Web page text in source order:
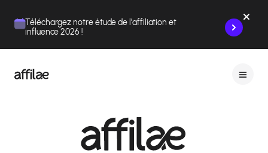
Téléchargez notre étude de l'affiliation et
influence 2026 !